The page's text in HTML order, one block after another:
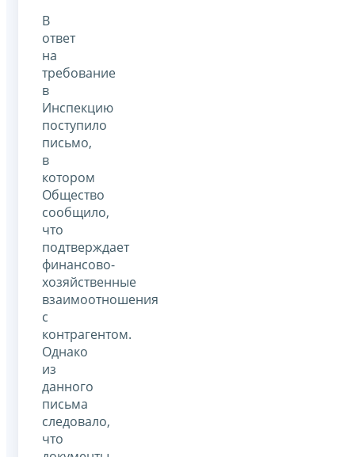
В
ответ
на
требование
в
Инспекцию
поступило
письмо,
в
котором
Общество
сообщило,
что
подтверждает
финансово-
хозяйственные
взаимоотношения
с
контрагентом.
Однако
из
данного
письма
следовало,
что